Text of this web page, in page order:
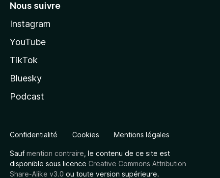
Nous suivre
Instagram
YouTube
TikTok
Bluesky
Podcast
Confidentialité Cookies Mentions légales
Sauf mention contraire , le contenu de ce site est
disponible sous licence Creative Commons Attribution
Share-Alike v3.0 ou toute version supérieure.